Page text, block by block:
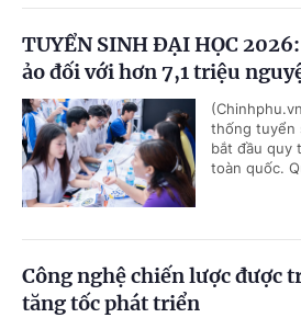
TUYỂN SINH ĐẠI HỌC
ảo đối với hơn 7,1 triệu
thống tuyển
bắt đầu quy
toàn quốc.
Công nghệ chiến lược được
tăng tốc phát triển